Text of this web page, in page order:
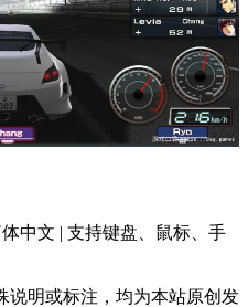
中文 | 支持键盘、鼠标、手
说明或标注，均为本站原创发